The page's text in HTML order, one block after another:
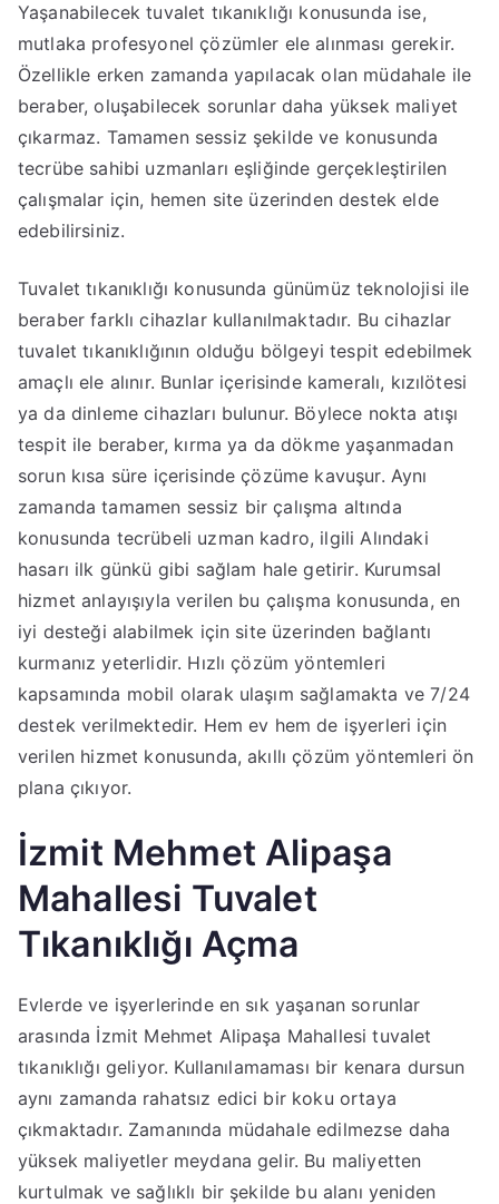
Yaşanabilecek tuvalet tıkanıklığı konusunda ise,
mutlaka profesyonel çözümler ele alınması gerekir.
Özellikle erken zamanda yapılacak olan müdahale ile
beraber, oluşabilecek sorunlar daha yüksek maliyet
çıkarmaz. Tamamen sessiz şekilde ve konusunda
tecrübe sahibi uzmanları eşliğinde gerçekleştirilen
çalışmalar için, hemen site üzerinden destek elde
edebilirsiniz.
Tuvalet tıkanıklığı konusunda günümüz teknolojisi ile
beraber farklı cihazlar kullanılmaktadır. Bu cihazlar
tuvalet tıkanıklığının olduğu bölgeyi tespit edebilmek
amaçlı ele alınır. Bunlar içerisinde kameralı, kızılötesi
ya da dinleme cihazları bulunur. Böylece nokta atışı
tespit ile beraber, kırma ya da dökme yaşanmadan
sorun kısa süre içerisinde çözüme kavuşur. Aynı
zamanda tamamen sessiz bir çalışma altında
konusunda tecrübeli uzman kadro, ilgili Alındaki
hasarı ilk günkü gibi sağlam hale getirir. Kurumsal
hizmet anlayışıyla verilen bu çalışma konusunda, en
iyi desteği alabilmek için site üzerinden bağlantı
kurmanız yeterlidir. Hızlı çözüm yöntemleri
kapsamında mobil olarak ulaşım sağlamakta ve 7/24
destek verilmektedir. Hem ev hem de işyerleri için
verilen hizmet konusunda, akıllı çözüm yöntemleri ön
plana çıkıyor.
İzmit Mehmet Alipaşa
Mahallesi Tuvalet
Tıkanıklığı Açma
Evlerde ve işyerlerinde en sık yaşanan sorunlar
arasında İzmit Mehmet Alipaşa Mahallesi tuvalet
tıkanıklığı geliyor. Kullanılamaması bir kenara dursun
aynı zamanda rahatsız edici bir koku ortaya
çıkmaktadır. Zamanında müdahale edilmezse daha
yüksek maliyetler meydana gelir. Bu maliyetten
kurtulmak ve sağlıklı bir şekilde bu alanı yeniden